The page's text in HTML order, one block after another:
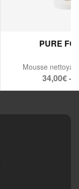
PURE
Mousse
34,00€ -